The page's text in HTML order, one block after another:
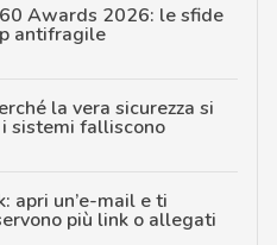
Awards 2026: le sfide
antifragile
la vera sicurezza si
sistemi falliscono
apri un’e-mail e ti
più link o allegati